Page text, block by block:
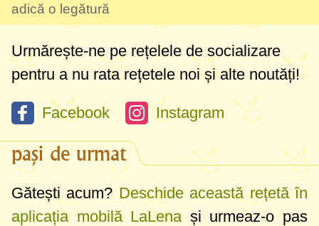
adică o legătură
Urmărește-ne pe rețelele de socializare
pentru a nu rata rețetele noi și alte noutăți!
Facebook Instagram
pași de urmat
Gătești acum? Deschide această rețetă în
aplicația mobilă LaLena și urmeaz-o pas